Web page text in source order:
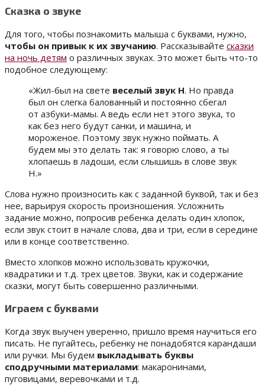
Сказка о звуке
Для того, чтобы познакомить малыша с буквами, нужно,
чтобы он привык к их звучанию. Рассказывайте сказки
на ночь детям о различных звуках. Это может быть что-то
подобное следующему:
«Жил-был на свете веселый звук Н. Но правда
был он слегка балованный и постоянно сбегал
от азбуки-мамы. А ведь если нет этого звука, то
как без него будут санки, и машина, и
мороженое. Поэтому звук нужно поймать. А
будем мы это делать так: я говорю слово, а ты
хлопаешь в ладоши, если слышишь в слове звук
Н.»
Слова нужно произносить как с заданной буквой, так и без
нее, варьируя скорость произношения. Усложнить
задание можно, попросив ребенка делать один хлопок,
если звук стоит в начале слова, два и три, если в середине
или в конце соответственно.
Вместо хлопков можно использовать кружочки,
квадратики и т.д. трех цветов. Звуки, как и содержание
сказки, могут быть совершенно различными.
Играем с буквами
Когда звук выучен уверенно, пришло время научиться его
писать. Не пугайтесь, ребенку не понадобятся карандаши
или ручки. Мы будем выкладывать буквы
сподручными материалами: макаронинами,
пуговицами, веревочками и т.д.